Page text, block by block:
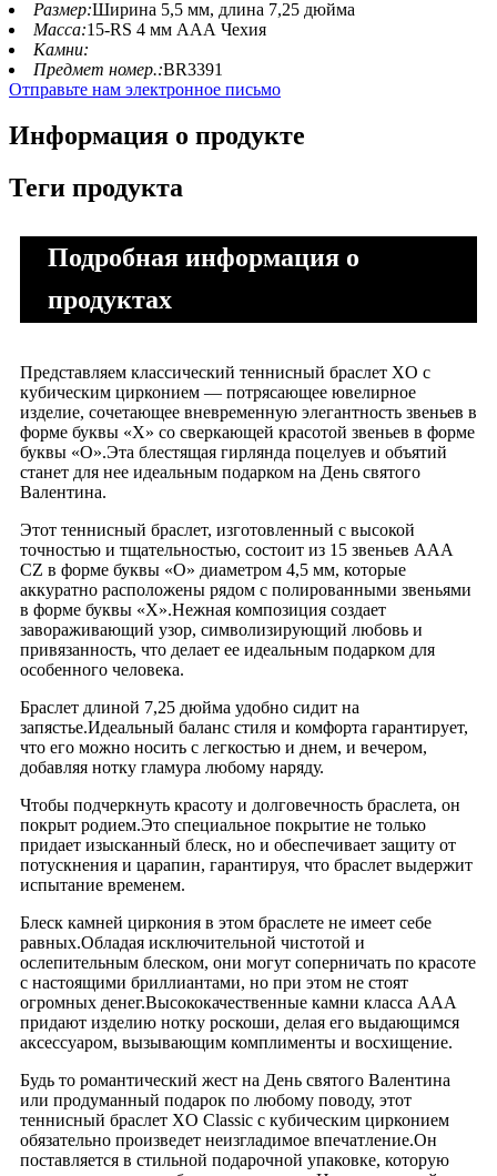
Размер:Ширина 5,5 мм, длина 7,25 дюйма
Масса:15-RS 4 мм ААА Чехия
Камни:
Предмет номер.:BR3391
Отправьте нам электронное письмо
Информация о продукте
Теги продукта
Подробная информация о
продуктах
Представляем классический теннисный браслет XO с
кубическим цирконием — потрясающее ювелирное
изделие, сочетающее вневременную элегантность звеньев в
форме буквы «X» со сверкающей красотой звеньев в форме
буквы «О».Эта блестящая гирлянда поцелуев и объятий
станет для нее идеальным подарком на День святого
Валентина.
Этот теннисный браслет, изготовленный с высокой
точностью и тщательностью, состоит из 15 звеньев AAA
CZ в форме буквы «О» диаметром 4,5 мм, которые
аккуратно расположены рядом с полированными звеньями
в форме буквы «X».Нежная композиция создает
завораживающий узор, символизирующий любовь и
привязанность, что делает ее идеальным подарком для
особенного человека.
Браслет длиной 7,25 дюйма удобно сидит на
запястье.Идеальный баланс стиля и комфорта гарантирует,
что его можно носить с легкостью и днем, и вечером,
добавляя нотку гламура любому наряду.
Чтобы подчеркнуть красоту и долговечность браслета, он
покрыт родием.Это специальное покрытие не только
придает изысканный блеск, но и обеспечивает защиту от
потускнения и царапин, гарантируя, что браслет выдержит
испытание временем.
Блеск камней циркония в этом браслете не имеет себе
равных.Обладая исключительной чистотой и
ослепительным блеском, они могут соперничать по красоте
с настоящими бриллиантами, но при этом не стоят
огромных денег.Высококачественные камни класса ААА
придают изделию нотку роскоши, делая его выдающимся
аксессуаром, вызывающим комплименты и восхищение.
Будь то романтический жест на День святого Валентина
или продуманный подарок по любому поводу, этот
теннисный браслет XO Classic с кубическим цирконием
обязательно произведет неизгладимое впечатление.Он
поставляется в стильной подарочной упаковке, которую